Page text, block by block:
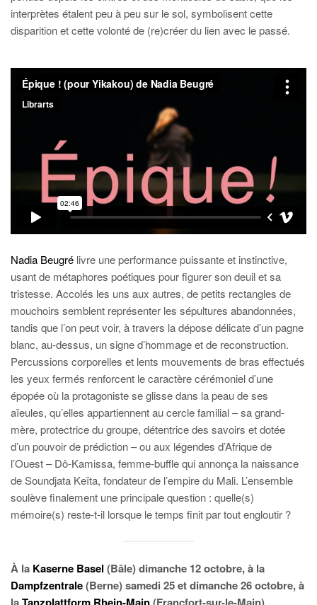
interprètes étalent peu à peu sur le sol, symbolisent cette
disparition et cette volonté de (re)créer du lien avec le passé.
Nadia Beugré livre une performance puissante et instinctive,
usant de métaphores poétiques pour figurer son deuil et sa
tristesse. Accolés les uns aux autres, de petits rectangles de
mouchoirs semblent représenter les sépultures abandonnées,
tandis que l’on peut voir, à travers la dépose délicate d’un pagne
blanc, au-dessus, un signe d’hommage et de reconstruction.
Percussions corporelles et lents mouvements de bras effectués
les yeux fermés renforcent le caractère cérémoniel d’une
épopée où la protagoniste se glisse dans la peau de ses
aïeules, qu’elles appartiennent au cercle familial – sa grand-
mère, protectrice du groupe, détentrice des savoirs et dotée
d’un pouvoir de prédiction – ou aux légendes d’Afrique de
l’Ouest – Dô-Kamissa, femme-buffle qui annonça la naissance
de Soundjata Keïta, fondateur de l’empire du Mali. L’ensemble
soulève finalement une principale question : quelle(s)
mémoire(s) reste-t-il lorsque le temps finit par tout engloutir ?
À la Kaserne Basel (Bâle) dimanche 12 octobre, à la
Dampfzentrale(Berne) samedi 25 et dimanche 26 octobre, à
laTanzplattform Rhein-Main(Francfort-sur-le-Main)